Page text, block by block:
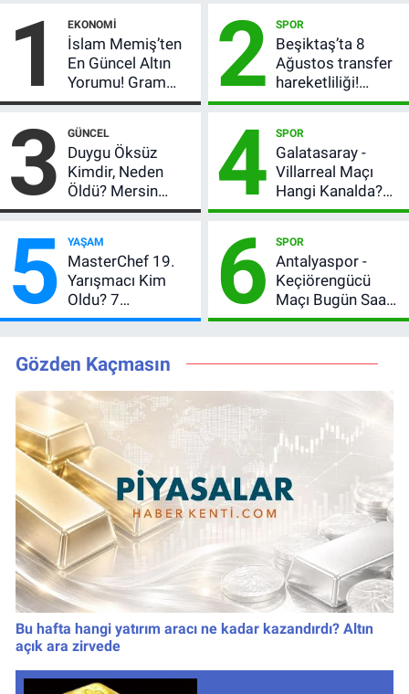
1 EKONOMI
İslam Memiş’ten
En Güncel Altın
Yorumu! Gram
Altın İçin 6.350 TL
Beklentisi
Değişmedi
2 SPOR
Beşiktaş’ta 8
Ağustos transfer
hareketliliği!
Yönetim 5 bölge
bastı
3 GÜNCEL
Duygu Öksüz
Kimdir, Neden
Öldü? Mersin
Basınının Acı
4 SPOR
Galatasaray -
Villarreal Maçı
Hangi Kanalda?
Hazırlık Maçı Ne
Kaçta, Nereden
İzlenir?
5 YAŞAM
MasterChef 19.
Yarışmacı Kim
Oldu? 7
Ağustos’ta Ana
Gece!
6 SPOR
Antalyaspor -
Keçiörengücü
Maçı Bugün Saat
Kaçta? Hangi
Gözden Kaçmasın
Bu hafta hangi yatırım aracı ne kadar kazandırdı? Altın
açık ara zirvede